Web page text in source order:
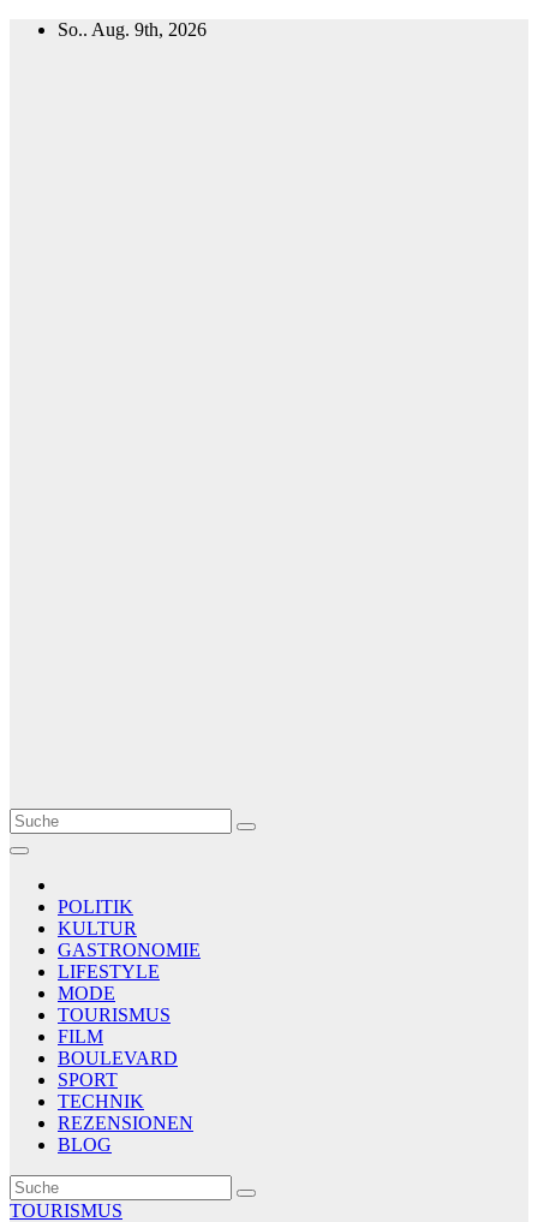
Zum
So.. Aug. 9th, 2026
Le Matin
AGENCE DE PRESSE
POLITIK
KULTUR
GASTRONOMIE
LIFESTYLE
MODE
TOURISMUS
FILM
BOULEVARD
SPORT
TECHNIK
REZENSIONEN
BLOG
TOURISMUS